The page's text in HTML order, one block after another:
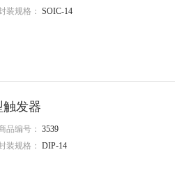
装规格： SOIC-14
触发器
品编号： 3539
装规格： DIP-14